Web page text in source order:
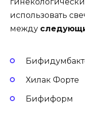
использовать
между
Хилак Форте
Бифиформ